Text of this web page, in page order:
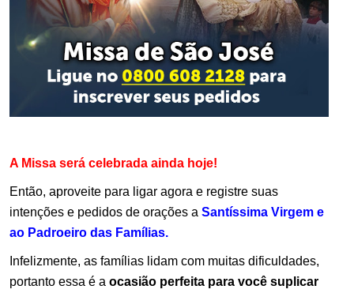
A Missa será celebrada ainda hoje!
Então, aproveite para ligar agora e registre suas
intenções e pedidos de orações a Santíssima Virgem e
ao Padroeiro das Famílias.
Infelizmente, as famílias lidam com muitas dificuldades,
portanto essa é a ocasião perfeita para você suplicar